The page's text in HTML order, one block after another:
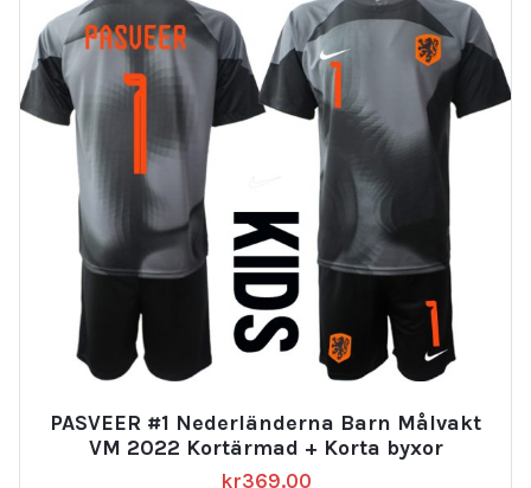
PASVEER #1 Nederländerna Barn Målvakt
VM 2022 Kortärmad + Korta byxor
kr369.00